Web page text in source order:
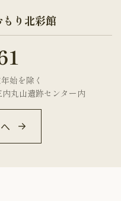
り北彩館
始を除く
丸山遺跡センター内